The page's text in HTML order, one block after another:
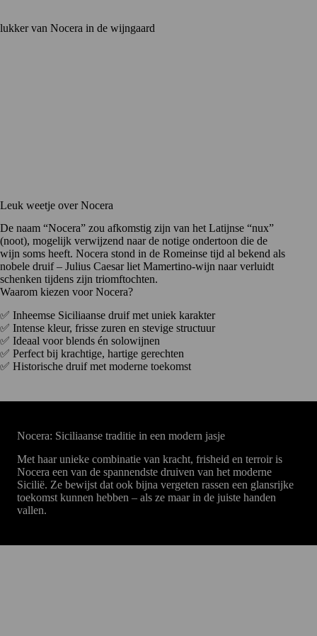
Leuk weetje over Nocera
De naam “Nocera” zou afkomstig zijn van het Latijnse “nux”
(noot), mogelijk verwijzend naar de notige ondertoon die de
wijn soms heeft. Nocera stond in de Romeinse tijd al bekend als
nobele druif – Julius Caesar liet Mamertino-wijn naar verluidt
schenken tijdens zijn triomftochten.
Waarom kiezen voor Nocera?
✅ Inheemse Siciliaanse druif met uniek karakter
✅ Intense kleur, frisse zuren en stevige structuur
✅ Ideaal voor blends én solowijnen
✅ Perfect bij krachtige, hartige gerechten
✅ Historische druif met moderne toekomst
Nocera: Siciliaanse traditie in een modern jasje
Met haar unieke combinatie van kracht, frisheid en terroir is
Nocera een van de spannendste druiven van het moderne
Sicilië. Ze bewijst dat ook bijna vergeten rassen een glansrijke
toekomst kunnen hebben – als ze maar in de juiste handen
vallen.